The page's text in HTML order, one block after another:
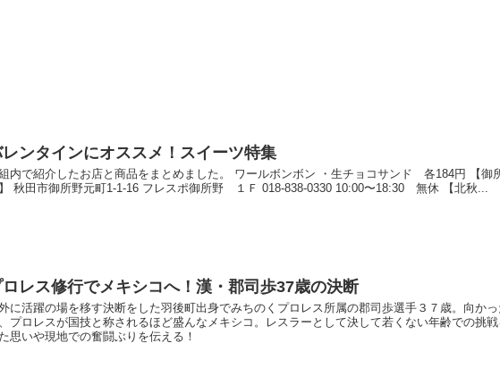
ンタインにオススメ！スイーツ特集
内で紹介したお店と商品をまとめました。 ワールボンボン ・生チョコサンド 各184円 【御
秋田市御所野元町1-1-16 フレスポ御所野 １Ｆ 018-838-0330 10:00〜18:30 無休 【北秋...
ロレス修行でメキシコへ！漢・郡司歩37歳の決断
に活躍の場を移す決断をした羽後町出身でみちのくプロレス所属の郡司歩選手３７歳。向か
プロレスが国技と称されるほど盛んなメキシコ。レスラーとして決して若くない年齢での挑
思いや現地での奮闘ぶりを伝える！